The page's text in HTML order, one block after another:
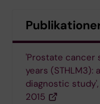
'Prostate cancer
years
diagnostic
2015